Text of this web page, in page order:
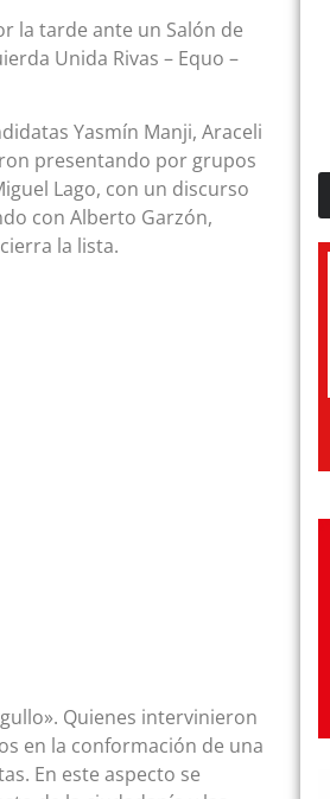
la tarde ante un Salón de
Unida Rivas – Equo –
Yasmín Manji, Araceli
presentando por grupos
Lago, con un discurso
con Alberto Garzón,
la lista.
Quienes intervinieron
en la conformación de una
En este aspecto se